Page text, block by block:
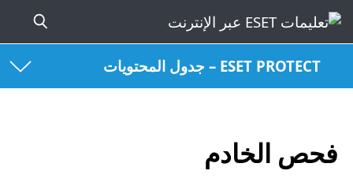
ESET PROTECT – جدول المحتويات
فحص الخادم